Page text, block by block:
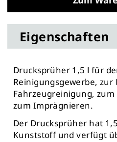
Eigenschaften
Drucksprüher 1,5 l für
Reinigungsgewerbe, zur
Fahrzeugreinigung,
zum Imprägnieren.
Der Drucksprüher hat
Kunststoff und verfügt